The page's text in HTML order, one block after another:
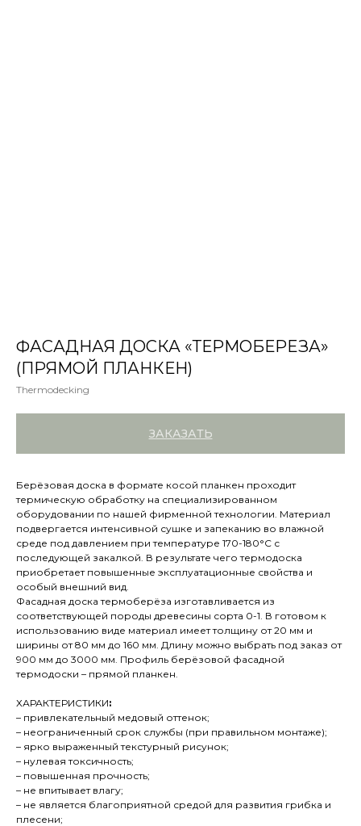
ФАСАДНАЯ ДОСКА «ТЕРМОБЕРЕЗА»
(ПРЯМОЙ ПЛАНКЕН)
Thermodecking
ЗАКАЗАТЬ
Берёзовая доска в формате косой планкен проходит
термическую обработку на специализированном
оборудовании по нашей фирменной технологии. Материал
подвергается интенсивной сушке и запеканию во влажной
среде под давлением при температуре 170-180°C с
последующей закалкой. В результате чего термодоска
приобретает повышенные эксплуатационные свойства и
особый внешний вид.
Фасадная доска термоберёза изготавливается из
соответствующей породы древесины сорта 0-1. В готовом к
использованию виде материал имеет толщину от 20 мм и
ширины от 80 мм до 160 мм. Длину можно выбрать под заказ от
900 мм до 3000 мм. Профиль берёзовой фасадной
термодоски – прямой планкен.
ХАРАКТЕРИСТИКИ:
– привлекательный медовый оттенок;
– неограниченный срок службы (при правильном монтаже);
– ярко выраженный текстурный рисунок;
– нулевая токсичность;
– повышенная прочность;
– не впитывает влагу;
– не является благоприятной средой для развития грибка и
плесени;